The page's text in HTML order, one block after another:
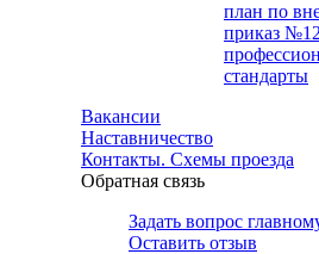
план по
приказ
стандарты
Вакансии
Наставничество
Контакты. Схемы проезда
Обратная связь
Задать вопрос
Оставить отзыв